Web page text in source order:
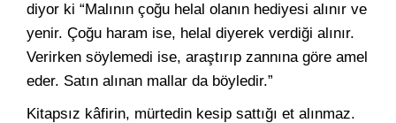
diyor ki “Malının çoğu helal olanın hediyesi alınır ve
yenir. Çoğu haram ise, helal diyerek verdiği alınır.
Verirken söylemedi ise, araştırıp zannına göre amel
eder. Satın alınan mallar da böyledir.”
Kitapsız kâfirin, mürtedin kesip sattığı et alınmaz.